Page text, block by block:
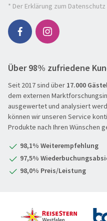
SUCHEN & BUCHEN
REISEKATEGORIE
Reisekategorie
Flugreisen
Flusskreuzfahrt
Genussreise
Hochseekreuzfahrt
Leserreisen
Osterreisen
PREMIUM-Bus
Schiffsreisen
Vorteilsreisen
REISEZIEL
Deutschland
Mittelmeer & Fernreisen
REISEZEITRAUM
Hauptsache weg
* Der Erklärung zum Datenschutz
Über 98% zufriedene
Seit 2017 sind über 17.000
dem externen
ausgewertet und analysiert
können wir unseren Service
Produkte nach Ihren Wünschen
98,1% Weiterempfehlung
97,5%
98,0% Preis/Leistung